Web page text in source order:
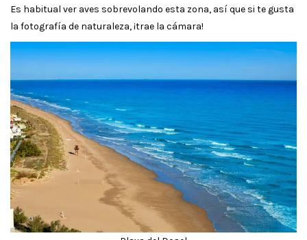
Es habitual ver aves sobrevolando esta zona, así que si te gusta
la fotografía de naturaleza, ¡trae la cámara!